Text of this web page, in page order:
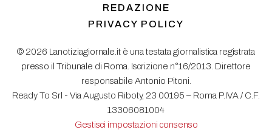
REDAZIONE
PRIVACY POLICY
© 2026 Lanotiziagiornale.it è una testata giornalistica registrata
presso il Tribunale di Roma. Iscrizione n°16/2013. Direttore
responsabile Antonio Pitoni.
Ready To Srl - Via Augusto Riboty, 23 00195 – Roma P.IVA / C.F.
13306081004
Gestisci impostazioni consenso